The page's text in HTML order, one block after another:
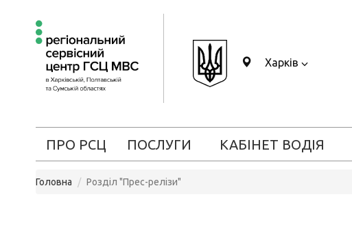
Харків
ПРО РСЦ ПОСЛУГИ КАБІНЕТ ВОДІЯ
Головна Розділ "Прес-релізи"